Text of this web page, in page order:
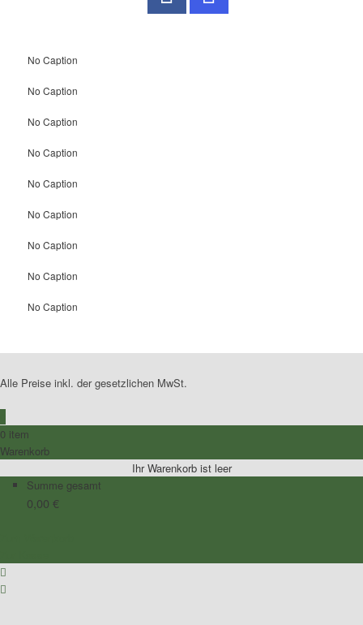
No Caption
No Caption
No Caption
No Caption
No Caption
No Caption
No Caption
No Caption
No Caption
Alle Preise inkl. der gesetzlichen MwSt.
0 item
Warenkorb
Ihr Warenkorb ist leer
Summe gesamt
0,00 €